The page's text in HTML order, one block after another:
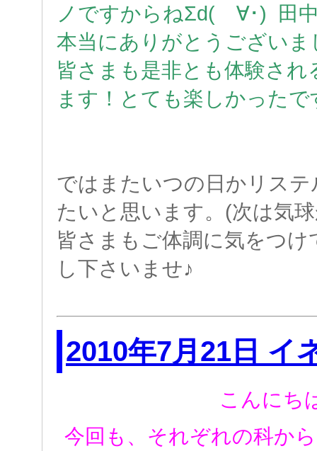
ノですからねΣd(ゝ∀･) 田
本当にありがとうございま
皆さまも是非とも体験さ
ます！とても楽しかったで
ではまたいつの日かリス
たいと思います。(次は気
皆さまもご体調に気をつ
し下さいませ♪
2010年7月21日
こんにち
今回も、それぞれの科か